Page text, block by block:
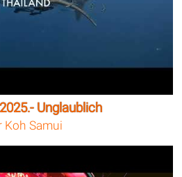
Unglaublich
Koh Samui